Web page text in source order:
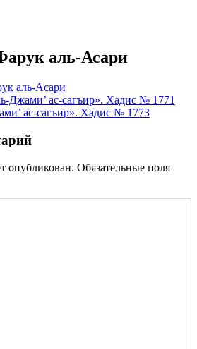
аль-Асари
аль-Асари
Джами’ ас-сагъир». Хадис № 1771
ас-сагъир». Хадис № 1773
опубликован. Обязательные поля